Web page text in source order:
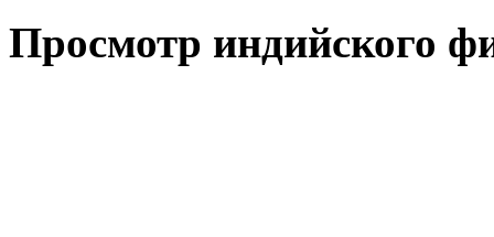
Просмотр индийского